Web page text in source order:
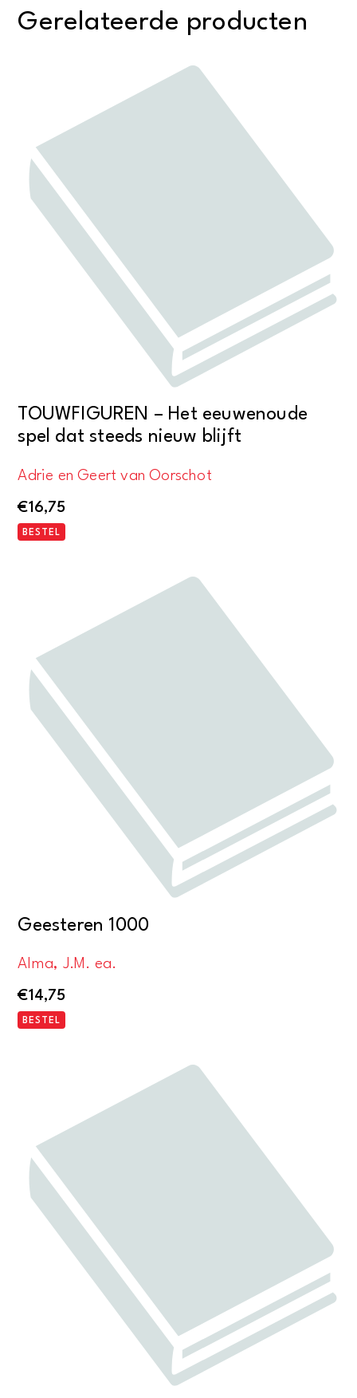
Gerelateerde producten
TOUWFIGUREN – Het eeuwenoude
spel dat steeds nieuw blijft
Adrie en Geert van Oorschot
€16,75
BESTEL
Geesteren 1000
Alma, J.M. ea.
€14,75
BESTEL